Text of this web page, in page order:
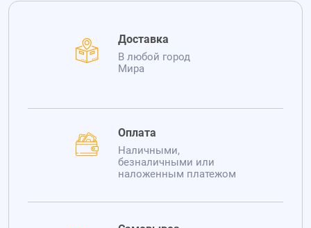
Доставка
В любой город
Мира
Оплата
Наличными,
безналичными или
наложенным платежом